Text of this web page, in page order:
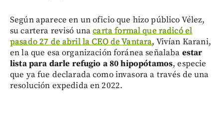
Según aparece en un oficio que hizo público Vélez,
su cartera revisó unacarta formal que radicó el
pasado 27 de abril la CEO de Vantara, Vivían Karani,
en la que esa organización foránea señalaba estar
lista para darle refugio a 80 hipopótamos, especie
que ya fue declarada como invasora a través de una
resolución expedida en 2022.